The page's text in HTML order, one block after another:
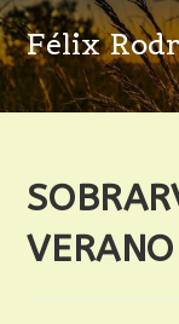
Félix
VERANO